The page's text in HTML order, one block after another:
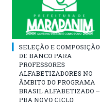
SELEÇÃO E COMPOSIÇÃO
DE BANCO PARA
PROFESSORES
ALFABETIZADORES NO
ÂMBITO DO PROGRAMA
BRASIL ALFABETIZADO –
PBA NOVO CICLO